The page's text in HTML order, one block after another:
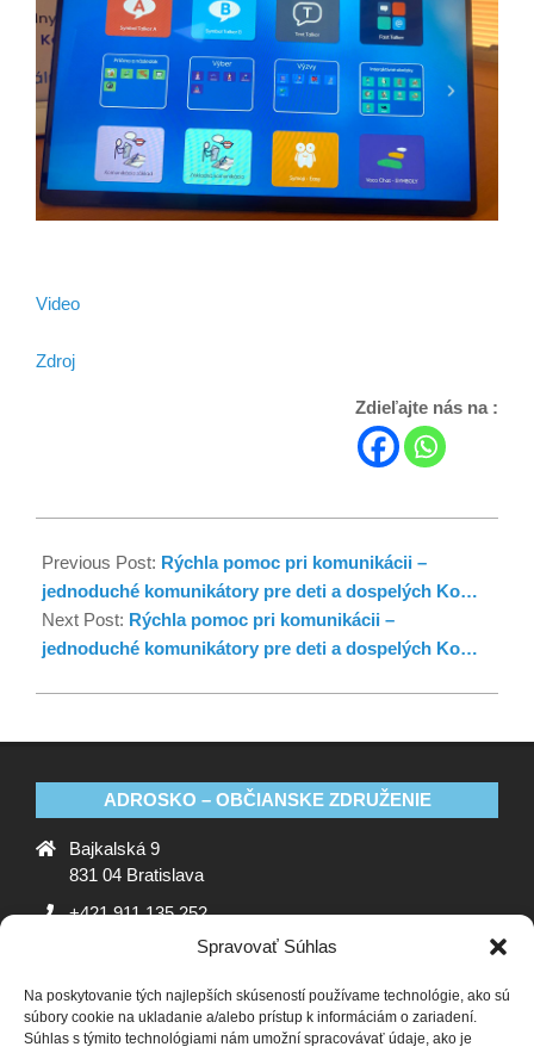
Spravovať Súhlas
Na poskytovanie tých najlepších skúseností používame technológie, ako sú
súbory cookie na ukladanie a/alebo prístup k informáciám o zariadení.
Súhlas s týmito technológiami nám umožní spracovávať údaje, ako je
Video
Zdroj
Zdieľajte nás na :
Previous Post: Rýchla pomoc pri komunikácii –
jednoduché komunikátory pre deti a dospelých Ko…
Next Post: Rýchla pomoc pri komunikácii –
jednoduché komunikátory pre deti a dospelých Ko…
ADROSKO – OBČIANSKE ZDRUŽENIE
Bajkalská 9
831 04 Bratislava
+421 911 135 252
ADROSKO